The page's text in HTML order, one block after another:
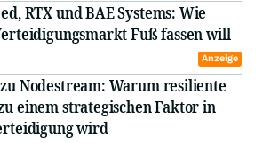
RTX und BAE Systems: Wie
Fuß fassen will
Anzeige
Nodestream: Warum resiliente
einem strategischen Faktor in
wird